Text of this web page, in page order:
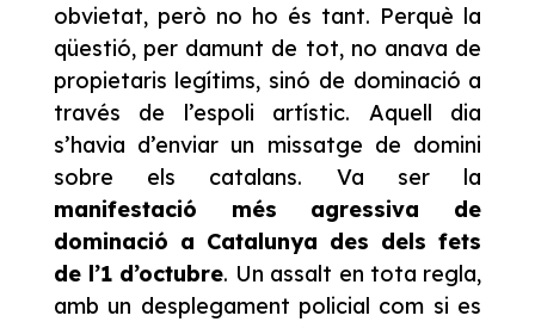
obvietat, però no ho és tant. Perquè la
qüestió, per damunt de tot, no anava de
propietaris legítims, sinó de dominació a
través de l’espoli artístic. Aquell dia
s’havia d’enviar un missatge de domini
sobre els catalans. Va ser la
manifestació més agressiva de
dominació a Catalunya des dels fets
de l’1 d’octubre. Un assalt en tota regla,
amb un desplegament policial com si es